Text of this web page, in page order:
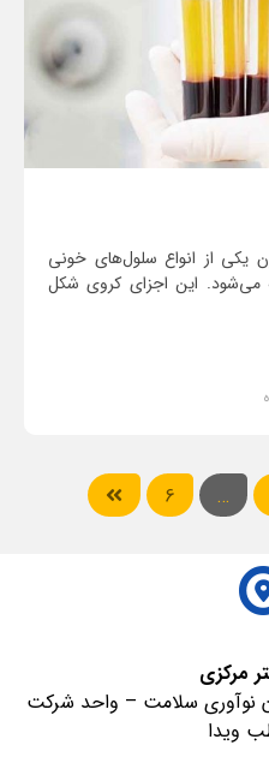
از انواع سلول‌های خونی
می‌شود. این اجزای کروی شکل
…
6
مرکزی
نوآوری سلامت – واحد شرکت
ویدا